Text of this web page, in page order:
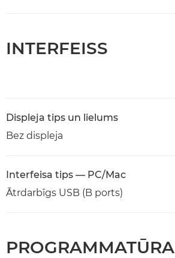
INTERFEISS
Displeja tips un lielums
Bez displeja
Interfeisa tips — PC/Mac
Ātrdarbīgs USB (B ports)
PROGRAMMATŪRA